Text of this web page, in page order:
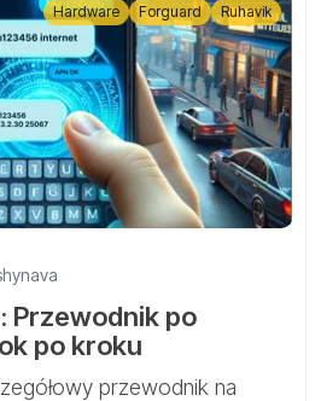
Przewodnik po
po kroku
przewodnik na
Hardware Forguard Ruhavik